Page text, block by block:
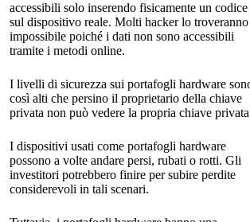
accessibili solo inserendo fisicamente un
sul dispositivo reale. Molti hacker lo troveranno
impossibile poiché i dati non sono accessibili
tramite i metodi online.
I livelli di sicurezza sui portafogli hardware
così alti che persino il proprietario della chiave
privata non può vedere la propria chiave
I dispositivi usati come portafogli hardware
possono a volte andare persi, rubati o rotti. Gli
investitori potrebbero finire per subire perdite
considerevoli in tali scenari.